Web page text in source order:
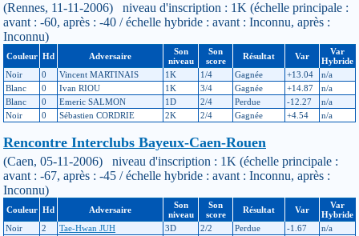
(Rennes, 11-11-2006) niveau d'inscription : 1K (échelle principale :
avant : -60, après : -40 / échelle hybride : avant : Inconnu, après :
Inconnu)
Couleur Hd Adversaire
Son
niveau
Son
score
Résultat Var
Var
Hybride
Noir
0 Vincent MARTINAIS 1K 1/4 Gagnée +13.04
n/a
Blanc
0 Ivan RIOU 1K 3/4 Gagnée +14.87
n/a
Blanc
0 Emeric SALMON 1D 2/4 Perdue -12.27
n/a
Noir
0 Sébastien CORDRIE 2K 2/4 Gagnée +4.54 n/a
Rencontre Interclubs Bayeux-Caen-Rouen
(Caen, 05-11-2006) niveau d'inscription : 1K (échelle principale :
avant : -67, après : -45 / échelle hybride : avant : Inconnu, après :
Inconnu)
Couleur Hd Adversaire
Son
niveau
Son
score
Résultat Var
Var
Hybride
Noir
2 Tae-Hwan JUH 3D 2/2 Perdue -1.67
n/a